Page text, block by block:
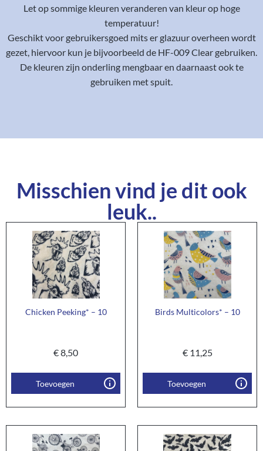
Let op sommige kleuren veranderen van kleur op hoge
temperatuur!
Geschikt voor gebruikersgoed mits er glazuur overheen wordt
gezet, hiervoor kun je bijvoorbeeld de HF-009 Clear gebruiken.
De kleuren zijn onderling mengbaar en daarnaast ook te
gebruiken met spuit.
Misschien vind je dit ook
leuk..
Chicken Peeking* – 10
€8,50
Toevoegen
Birds Multicolors* – 10
€11,25
Toevoegen